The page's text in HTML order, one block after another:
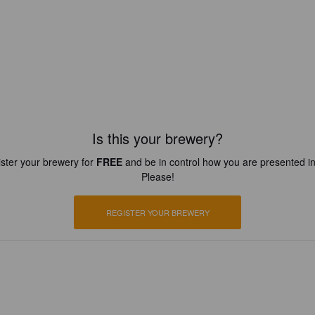
Is this your brewery?
your brewery for FREEand be in control how you are presented
Please!
REGISTER YOUR BREWERY